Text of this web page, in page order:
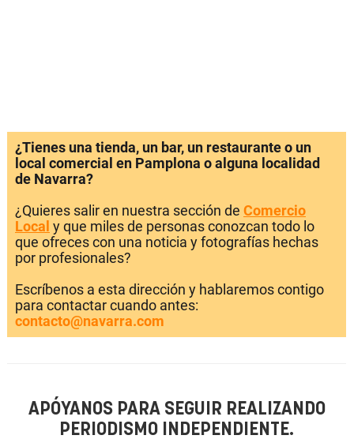
¿Tienes una tienda, un bar, un restaurante o un
local comercial en Pamplona o alguna localidad
de Navarra?
¿Quieres salir en nuestra sección de Comercio
Local y que miles de personas conozcan todo lo
que ofreces con una noticia y fotografías hechas
por profesionales?
Escríbenos a esta dirección y hablaremos contigo
para contactar cuando antes:
contacto@navarra.com
APÓYANOS PARA SEGUIR REALIZANDO
PERIODISMO INDEPENDIENTE.